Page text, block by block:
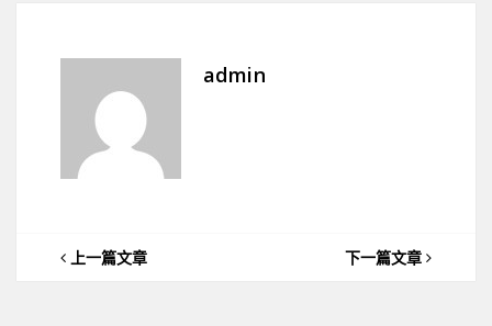
admin
上一篇文章 下一篇文章